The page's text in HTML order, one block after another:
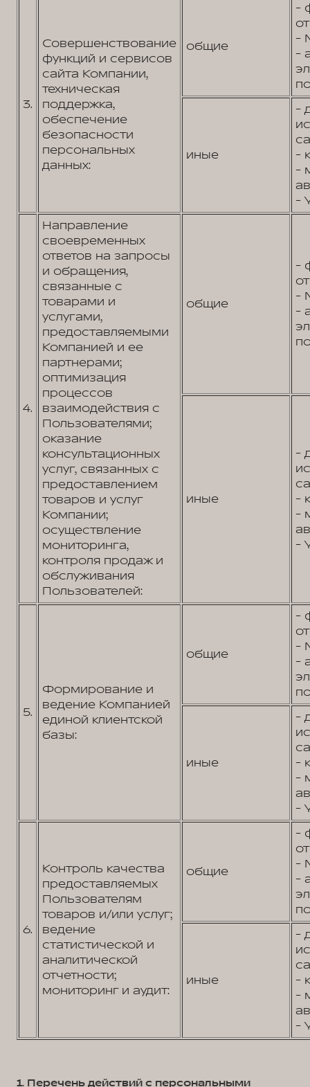
3.
Совершенствование
функций и сервисов
сайта Компании,
техническая
поддержка,
обеспечение
безопасности
персональных
данных:
общие
-
-
-
иные
-
-
-
-
4.
Направление
своевременных
ответов на запросы
и обращения,
связанные с
товарами и
услугами,
предоставляемыми
Компанией и ее
партнерами;
оптимизация
процессов
взаимодействия с
Пользователями;
оказание
консультационных
услуг, связанных с
предоставлением
товаров и услуг
Компании;
осуществление
мониторинга,
контроля продаж и
обслуживания
Пользователей:
общие
-
-
-
иные
-
-
-
-
5.
Формирование и
ведение Компанией
единой клиентской
базы:
общие
-
-
-
иные
-
-
-
-
6.
Контроль качества
предоставляемых
Пользователям
товаров и/или услуг;
ведение
статистической и
аналитической
отчетности;
мониторинг и аудит:
общие
-
-
-
иные
-
-
-
-
1. Перечень действий с персональными